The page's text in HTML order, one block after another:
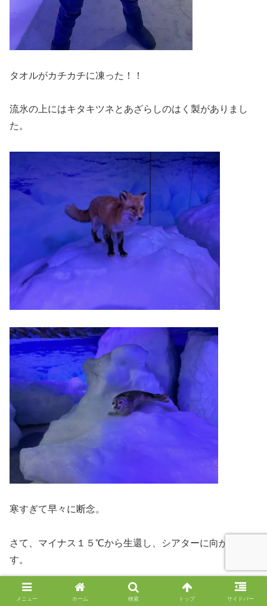
タオルがカチカチに凍った！！
流氷の上にはキタキツネとあざらしのはく製がありまし
た。
寒すぎて早々に断念。
さて、マイナス１５℃から生還し、シアターに向かいま
す。
８分間流氷について学べる動画を見ることが出来ます。
メニュー ホーム 検索 トップ サイドバー